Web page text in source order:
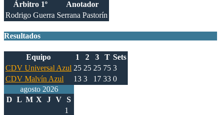
Árbitro 1º
Anotador
Rodrigo Guerra Serrana Pastorín
Resultados
Equipo 1 2 3 T Sets
CDV Universal Azul 25 25 25 75 3
CDV Malvín Azul
13 3 17 33 0
agosto 2026
D L M X J V S
1